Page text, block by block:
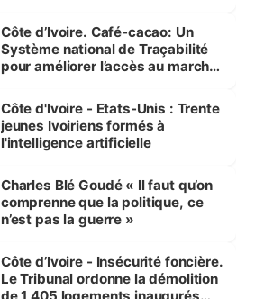
Côte d’Ivoire. Café-cacao: Un
Système national de Traçabilité
pour améliorer l’accès au marché
Côte d'Ivoire - Etats-Unis : Trente
jeunes Ivoiriens formés à
l'intelligence artificielle
Charles Blé Goudé « Il faut qu’on
comprenne que la politique, ce
n’est pas la guerre »
Côte d’Ivoire - Insécurité foncière.
Le Tribunal ordonne la démolition